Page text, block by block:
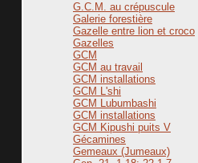
G.C.M. au crépuscule
Galerie forestière
Gazelle entre lion et croco
Gazelles
GCM
GCM au travail
GCM installations
GCM L'shi
GCM Lubumbashi
GCM installations
GCM Kipushi puits V
Gécamines
Gemeaux (Jumeaux)